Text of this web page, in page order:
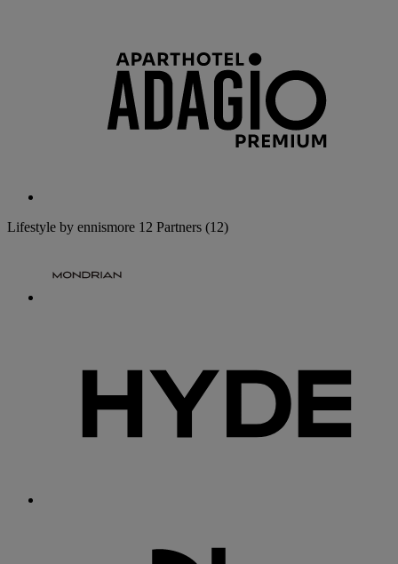
Lifestyle by ennismore 12 Partners (12)